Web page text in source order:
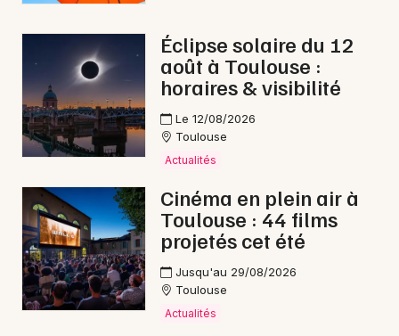
Rock / metal en Occitanie
Newsletter des sorties
Artistes en tournée
Actus à Saint-Gaudens
Magazine à Saint-Gaudens
Éclipse solaire du 12
août à Toulouse :
horaires & visibilité
Le 12/08/2026
Toulouse
Actualités
Cinéma en plein air à
Toulouse : 44 films
projetés cet été
Jusqu'au 29/08/2026
Toulouse
Actualités